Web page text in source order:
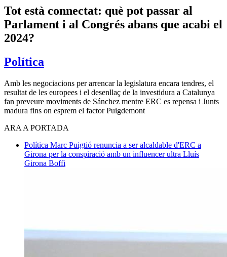
Tot està connectat: què pot passar al
Parlament i al Congrés abans que acabi el
2024?
Política
Amb les negociacions per arrencar la legislatura encara tendres, el
resultat de les europees i el desenllaç de la investidura a Catalunya
fan preveure moviments de Sánchez mentre ERC es repensa i Junts
madura fins on esprem el factor Puigdemont
ARA A PORTADA
Política Marc Puigtió renuncia a ser alcaldable d'ERC a
Girona per la conspiració amb un influencer ultra Lluís
Girona Boffi